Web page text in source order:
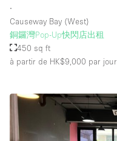
∙
Causeway Bay (West)
銅鑼灣Pop-Up快閃店出租
450 sq ft
à partir de HK$9,000 par jour